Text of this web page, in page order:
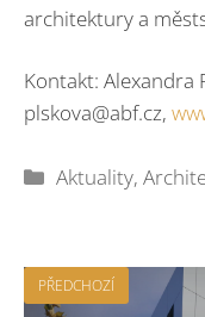
architektury a
Kontakt: Alexandra
plskova@abf.cz,
Rubriky
Aktuality,
PŘEDCHOZÍ